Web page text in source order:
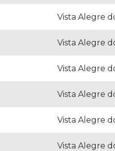
Vista Alegre
Vista Alegre
Vista Alegre
Vista Alegre
Vista Alegre
Vista Alegre